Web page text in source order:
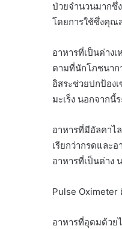
ป่วยจำนวนมากซึ่
โดยการใช้ซึ่งคุณ
อาหารที่เป็นด่าง
ตามที่นักโภชนาก
อิสระช่วยปกป้อง
มะเร็ง นอกจากนี้
อาหารที่มีอัลคาไ
เรียกว่ากรดและ
อาหารที่เป็นด่าง
Pulse Oximeter
อาหารที่อุดมด้วย